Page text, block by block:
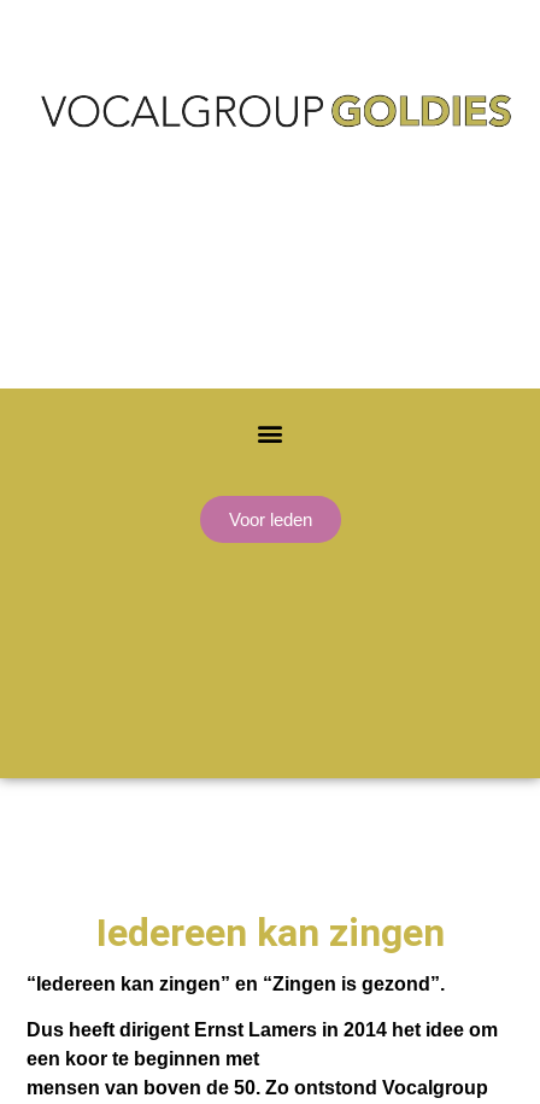
Voor leden
Iedereen kan zingen
“Iedereen kan zingen” en “Zingen is gezond”.
Dus heeft dirigent Ernst Lamers in 2014 het idee om
een koor te beginnen met
mensen van boven de 50. Zo ontstond Vocalgroup